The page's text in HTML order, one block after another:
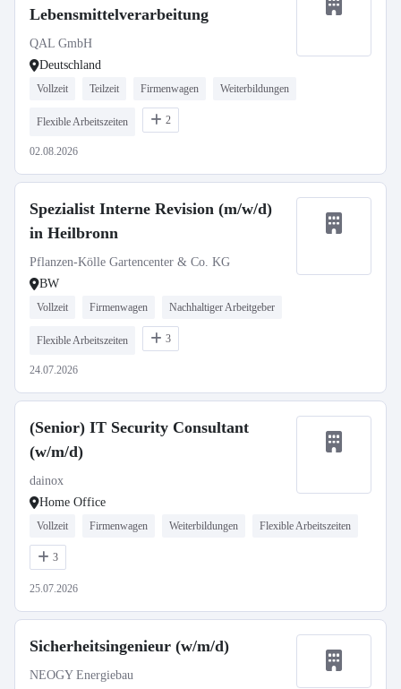
Lebensmittelverarbeitung
QAL GmbH
Deutschland
Vollzeit Teilzeit Firmenwagen Weiterbildungen
Flexible Arbeitszeiten 2
02.08.2026
Spezialist Interne Revision (m/w/d)
in Heilbronn
Pflanzen-Kölle Gartencenter & Co. KG
BW
Vollzeit Firmenwagen Nachhaltiger Arbeitgeber
Flexible Arbeitszeiten 3
24.07.2026
(Senior) IT Security Consultant
(w/m/d)
dainox
Home Office
Vollzeit Firmenwagen Weiterbildungen Flexible Arbeitszeiten
3
25.07.2026
Sicherheitsingenieur (w/m/d)
NEOGY Energiebau